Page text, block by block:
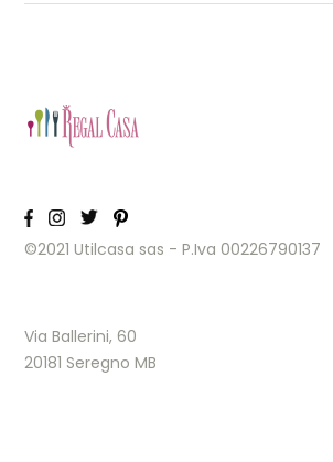
©2021 Utilcasa sas - P.Iva 00226790137
Via Ballerini, 60
20181 Seregno MB